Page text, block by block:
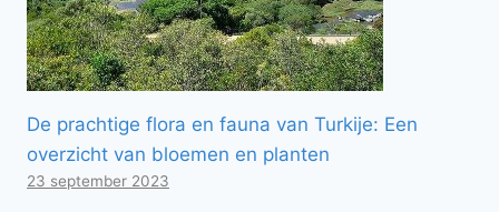
De prachtige flora en fauna van Turkije: Een
overzicht van bloemen en planten
23 september 2023